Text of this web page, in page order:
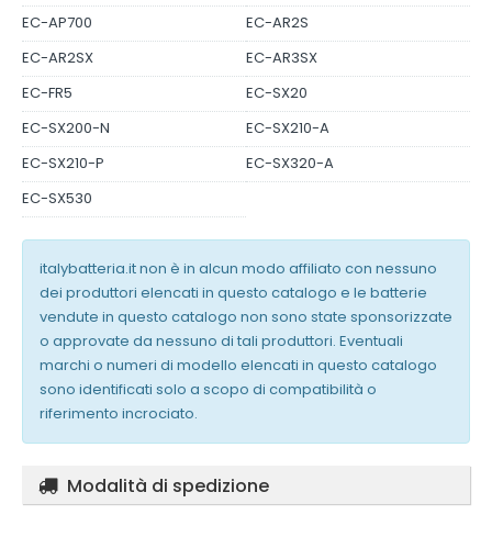
EC-AP700
EC-AR2S
EC-AR2SX
EC-AR3SX
EC-FR5
EC-SX20
EC-SX200-N
EC-SX210-A
EC-SX210-P
EC-SX320-A
EC-SX530
italybatteria.it non è in alcun modo affiliato con nessuno
dei produttori elencati in questo catalogo e le batterie
vendute in questo catalogo non sono state sponsorizzate
o approvate da nessuno di tali produttori. Eventuali
marchi o numeri di modello elencati in questo catalogo
sono identificati solo a scopo di compatibilità o
riferimento incrociato.
Modalità di spedizione